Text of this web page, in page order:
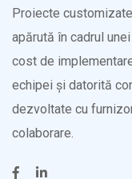
Proiecte
apărută în cadrul
cost de
echipei și datorită
dezvoltate cu
colaborare.